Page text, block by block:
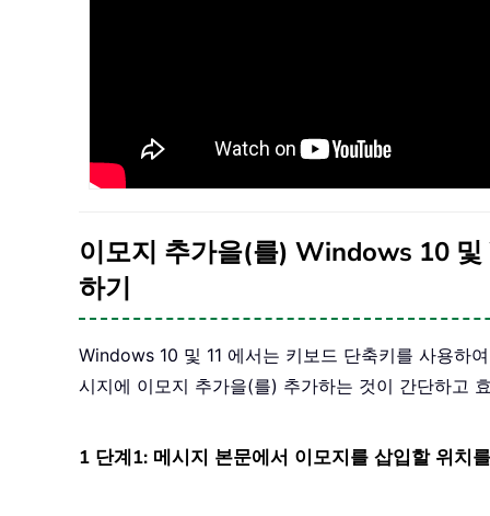
이모지 추가을(를) Windows 10
하기
Windows 10 및 11 에서는 키보드 단축키를 사용하
시지에 이모지 추가을(를) 추가하는 것이 간단하고
1 단계1: 메시지 본문에서 이모지를 삽입할 위치